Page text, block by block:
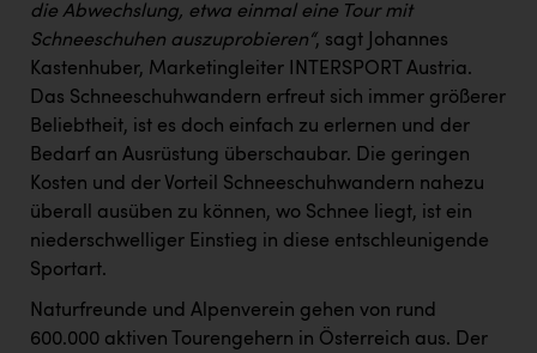
Resch&Frisch
RUBBLE MASTER
Ruderclub Wels
SCRI - Salzburg Cancer Research Institute
SCHMACHTL GmbH
Schwingshandl - automation technology gmbh
Seher + Partner
Smurfit Westrock Nettingsdorf
die Abwechslung, etwa einmal eine Tour mit
Schneeschuhen auszuprobieren“, sagt Johannes
Kastenhuber, Marketingleiter INTERSPORT Austria.
Das Schneeschuhwandern erfreut sich immer größerer
Beliebtheit, ist es doch einfach zu erlernen und der
Bedarf an Ausrüstung überschaubar. Die geringen
Kosten und der Vorteil Schneeschuhwandern nahezu
überall ausüben zu können, wo Schnee liegt, ist ein
niederschwelliger Einstieg in diese entschleunigende
Sportart.
Naturfreunde und Alpenverein gehen von rund
600.000 aktiven Tourengehern in Österreich aus. Der